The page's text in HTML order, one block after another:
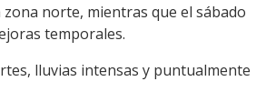
norte, mientras que el sábado
temporales.
lluvias intensas y puntualmente